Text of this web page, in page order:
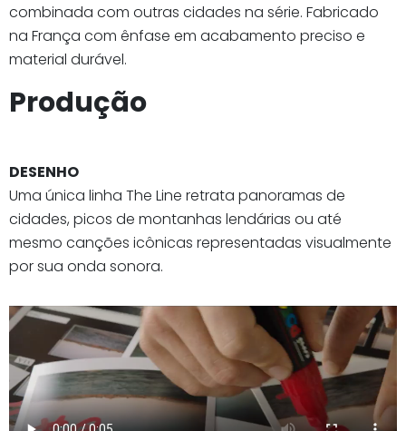
combinada com outras cidades na série. Fabricado
na França com ênfase em acabamento preciso e
material durável.
Produção
DESENHO
Uma única linha The Line retrata panoramas de
cidades, picos de montanhas lendárias ou até
mesmo canções icônicas representadas visualmente
por sua onda sonora.